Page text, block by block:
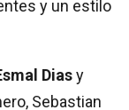
y un estilo
Diasy
Sebastian